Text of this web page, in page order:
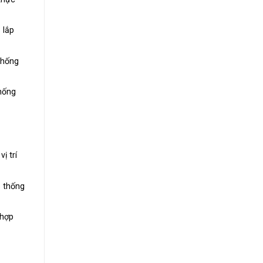
lắp
trí
thống